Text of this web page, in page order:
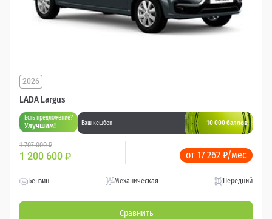
LADA Largus
2026
Есть предложение?
Улучшим! Ваш кешбек 10 000 баллов
1 707 000 ₽
1 200 600 ₽ от 17 262 ₽/мес
Бензин Механическая Передний
Сравнить